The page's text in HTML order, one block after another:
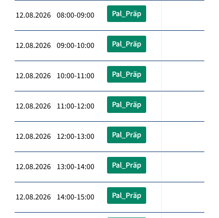
12.08.2026 08:00-09:00 Pal_Präp
12.08.2026 09:00-10:00 Pal_Präp
12.08.2026 10:00-11:00 Pal_Präp
12.08.2026 11:00-12:00 Pal_Präp
12.08.2026 12:00-13:00 Pal_Präp
12.08.2026 13:00-14:00 Pal_Präp
12.08.2026 14:00-15:00 Pal_Präp